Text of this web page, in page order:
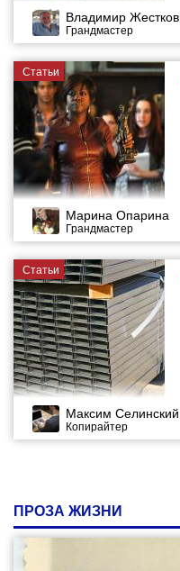
Владимир Жестков
Грандмастер
Статьи
Марина Опарина
Грандмастер
Статьи
Максим Селинский
Копирайтер
ПРОЗА ЖИЗНИ